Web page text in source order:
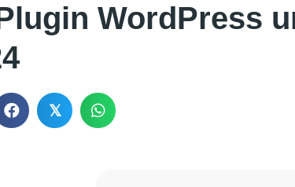
WordPress
𝕏